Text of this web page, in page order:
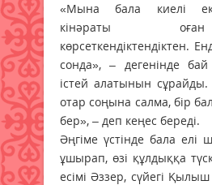
«Мына бала киелі
кінәраты
көрсеткендіктендіктен.
сонда», – дегенінде
істей алатынын
отар соңына салма, бір
бер», – деп кеңес береді.
Әңгіме үстінде бала
ұшырап, өзі құлдыққа
есімі Әззер, сүйегі